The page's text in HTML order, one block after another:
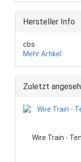
Hersteller Info
cbs
Mehr Artikel
Zuletzt
Wire Train -